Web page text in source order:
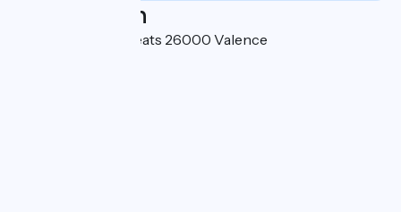
Localisation
47 avenue des Auréats 26000 Valence